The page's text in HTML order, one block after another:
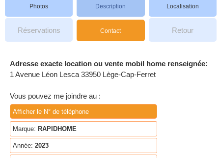
Photos Description Localisation
Réservations Contact Retour
Adresse exacte location ou vente mobil home renseignée:
1 Avenue Léon Lesca 33950 Lège-Cap-Ferret
Vous pouvez me joindre au :
Afficher le N° de téléphone
Marque: RAPIDHOME
Année: 2023